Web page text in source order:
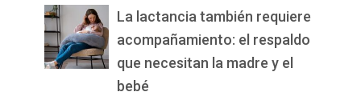
La lactancia también requiere
acompañamiento: el respaldo
que necesitan la madre y el
bebé